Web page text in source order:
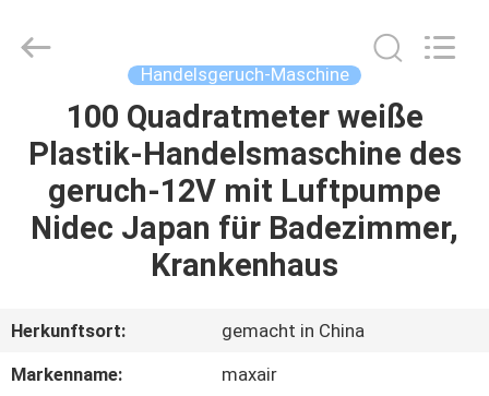
HAUS
PRODUKTE
FABRIK-
Handelsgeruch-Maschine
100 Quadratmeter weiße
Plastik-Handelsmaschine des
geruch-12V mit Luftpumpe
Nidec Japan für Badezimmer,
Krankenhaus
Herkunftsort:
gemacht in China
Markenname:
maxair